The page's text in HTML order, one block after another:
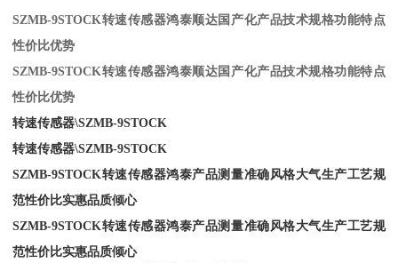
SZMB-9STOCK转速传感器鸿泰顺达国产化产品技术规格功能特点
性价比优势
SZMB-9STOCK转速传感器鸿泰顺达国产化产品技术规格功能特点
性价比优势
转速传感器\SZMB-9STOCK
转速传感器\SZMB-9STOCK
SZMB-9STOCK转速传感器鸿泰产品测量准确风格大气生产工艺规
范性价比实惠品质倾心
SZMB-9STOCK转速传感器鸿泰产品测量准确风格大气生产工艺规
范性价比实惠品质倾心